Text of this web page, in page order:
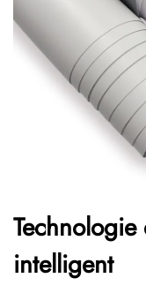
intelligent